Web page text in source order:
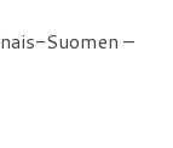
Suomen –